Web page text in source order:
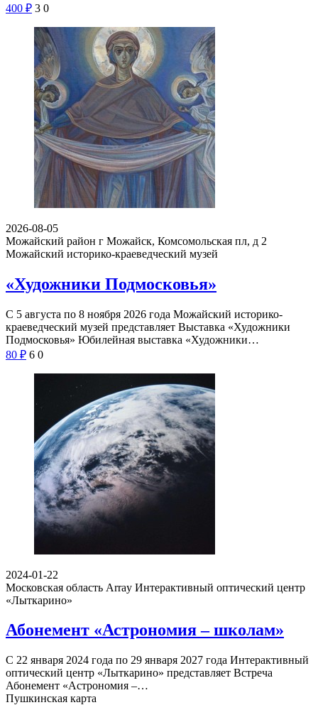
400 ₽ 3 0
2026-08-05
Можайский район г Можайск, Комсомольская пл, д 2
Можайский историко-краеведческий музей
«Художники Подмосковья»
С 5 августа по 8 ноября 2026 года Можайский историко-
краеведческий музей представляет Выставка «Художники
Подмосковья» Юбилейная выставка «Художники…
80 ₽ 6 0
2024-01-22
Московская область Array Интерактивный оптический центр
«Лыткарино»
Абонемент «Астрономия – школам»
С 22 января 2024 года по 29 января 2027 года Интерактивный
оптический центр «Лыткарино» представляет Встреча
Абонемент «Астрономия –…
Пушкинская карта